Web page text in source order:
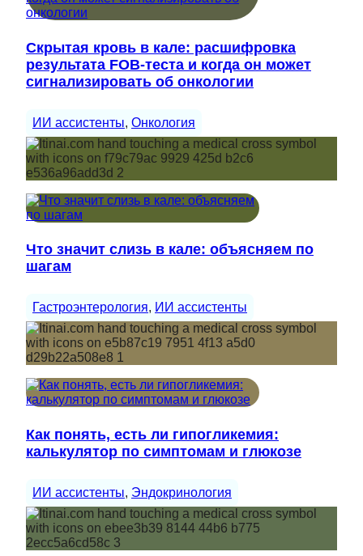
Скрытая кровь в кале: расшифровка
результата FOB-теста и когда он может
сигнализировать об онкологии
ИИ ассистенты, Онкология
Что значит слизь в кале: объясняем по
шагам
Гастроэнтерология, ИИ ассистенты
Как понять, есть ли гипогликемия:
калькулятор по симптомам и глюкозе
ИИ ассистенты, Эндокринология